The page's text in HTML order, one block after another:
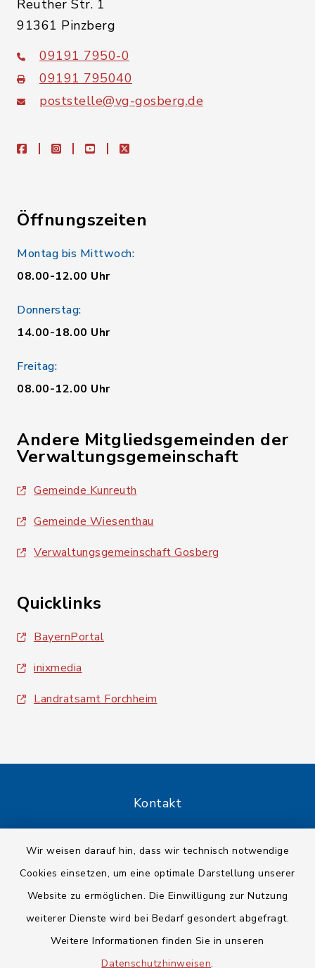
Wir weisen darauf hin, dass wir technisch notwendige
Cookies einsetzen, um eine optimale Darstellung unserer
Website zu ermöglichen. Die Einwilligung zur Nutzung
weiterer Dienste wird bei Bedarf gesondert abgefragt.
Weitere Informationen finden Sie in unseren
Datenschutzhinweisen.
Reuther Str. 1
91361 Pinzberg
09191 7950-0
09191 795040
poststelle@vg-gosberg.de
facebookinstagramyoutubeX
Öffnungszeiten
Montag bis Mittwoch:
08.00-12.00 Uhr
Donnerstag:
14.00-18.00 Uhr
Freitag:
08.00-12.00 Uhr
Andere Mitgliedsgemeinden der
Verwaltungsgemeinschaft
Gemeinde Kunreuth
Gemeinde Wiesenthau
Verwaltungsgemeinschaft Gosberg
Quicklinks
BayernPortal
inixmedia
Landratsamt Forchheim
Kontakt
Datenschutz
Impressum
Sitemap